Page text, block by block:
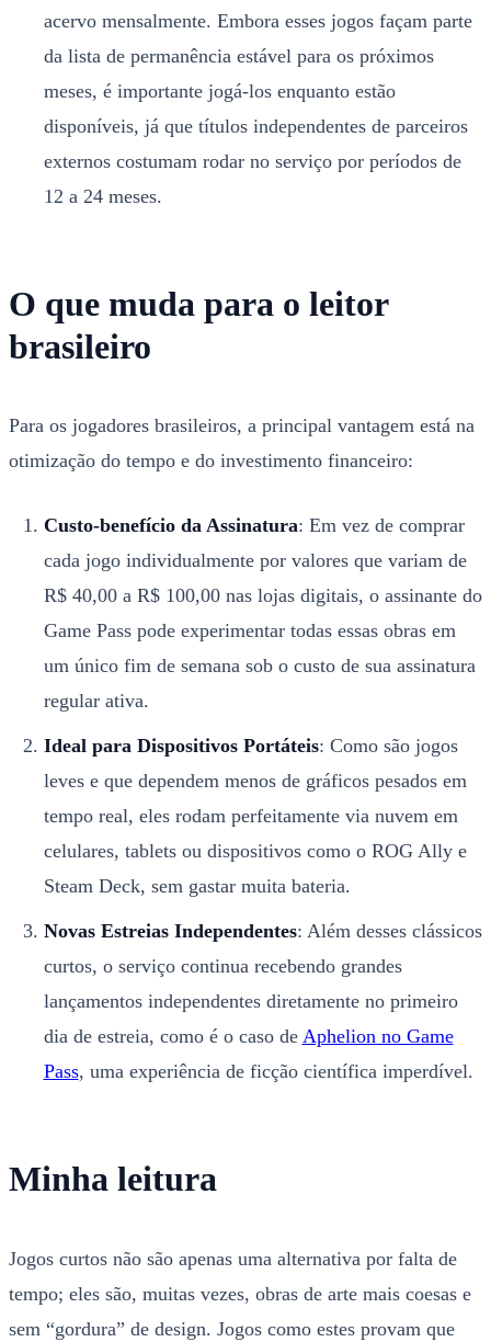
acervo mensalmente. Embora esses jogos façam parte
da lista de permanência estável para os próximos
meses, é importante jogá-los enquanto estão
disponíveis, já que títulos independentes de parceiros
externos costumam rodar no serviço por períodos de
12 a 24 meses.
O que muda para o leitor
brasileiro
Para os jogadores brasileiros, a principal vantagem está na
otimização do tempo e do investimento financeiro:
Custo-benefício da Assinatura: Em vez de comprar
cada jogo individualmente por valores que variam de
R$ 40,00 a R$ 100,00 nas lojas digitais, o assinante do
Game Pass pode experimentar todas essas obras em
um único fim de semana sob o custo de sua assinatura
regular ativa.
Ideal para Dispositivos Portáteis: Como são jogos
leves e que dependem menos de gráficos pesados em
tempo real, eles rodam perfeitamente via nuvem em
celulares, tablets ou dispositivos como o ROG Ally e
Steam Deck, sem gastar muita bateria.
Novas Estreias Independentes: Além desses clássicos
curtos, o serviço continua recebendo grandes
lançamentos independentes diretamente no primeiro
dia de estreia, como é o caso de Aphelion no Game
Pass, uma experiência de ficção científica imperdível.
Minha leitura
Jogos curtos não são apenas uma alternativa por falta de
tempo; eles são, muitas vezes, obras de arte mais coesas e
sem “gordura” de design. Jogos como estes provam que